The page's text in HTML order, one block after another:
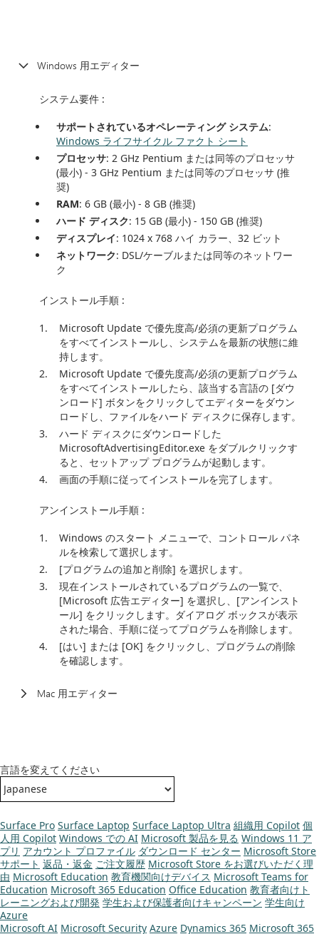
Windows 用エディター
システム要件 :
サポートされているオペレーティング システム:
Windows ライフサイクル ファクト シート
プロセッサ: 2 GHz Pentium または同等のプロセッサ
(最小) - 3 GHz Pentium または同等のプロセッサ (推
奨)
RAM: 6 GB (最小) - 8 GB (推奨)
ハード ディスク: 15 GB (最小) - 150 GB (推奨)
ディスプレイ: 1024 x 768 ハイ カラー、32 ビット
ネットワーク: DSL/ケーブルまたは同等のネットワー
ク
インストール手順 :
Microsoft Update で優先度高/必須の更新プログラム
をすべてインストールし、システムを最新の状態に維
持します。
Microsoft Update で優先度高/必須の更新プログラム
をすべてインストールしたら、該当する言語の [ダウ
ンロード] ボタンをクリックしてエディターをダウン
ロードし、ファイルをハード ディスクに保存します。
ハード ディスクにダウンロードした
MicrosoftAdvertisingEditor.exe をダブルクリックす
ると、セットアップ プログラムが起動します。
画面の手順に従ってインストールを完了します。
アンインストール手順 :
Windows のスタート メニューで、コントロール パネ
ルを検索して選択します。
[プログラムの追加と削除] を選択します。
現在インストールされているプログラムの一覧で、
[Microsoft 広告エディター] を選択し、[アンインスト
ール] をクリックします。ダイアログ ボックスが表示
された場合、手順に従ってプログラムを削除します。
[はい] または [OK] をクリックし、プログラムの削除
を確認します。
Mac 用エディター
言語を変えてください
Surface Pro Surface Laptop Surface Laptop Ultra 組織用 Copilot 個
人用 Copilot Windows での AI Microsoft 製品を見る Windows 11 ア
プリ アカウント プロファイル ダウンロード センター Microsoft Store
サポート 返品・返金 ご注文履歴 Microsoft Store をお選びいただく理
由 Microsoft Education 教育機関向けデバイス Microsoft Teams for
Education Microsoft 365 Education Office Education 教育者向けト
レーニングおよび開発 学生および保護者向けキャンペーン 学生向け
Azure
Microsoft AI Microsoft Security Azure Dynamics 365 Microsoft 365